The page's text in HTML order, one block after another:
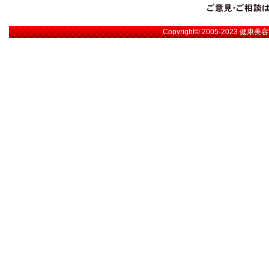
Copyright© 2005-2023健康美